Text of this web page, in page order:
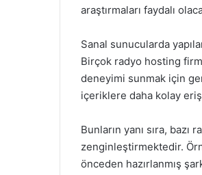
araştırmaları faydalı
Sanal sunucularda
Birçok radyo hosting
deneyimi sunmak için
içeriklere daha kolay
Bunların yanı sıra,
zenginleştirmektedir.
önceden hazırlanmış